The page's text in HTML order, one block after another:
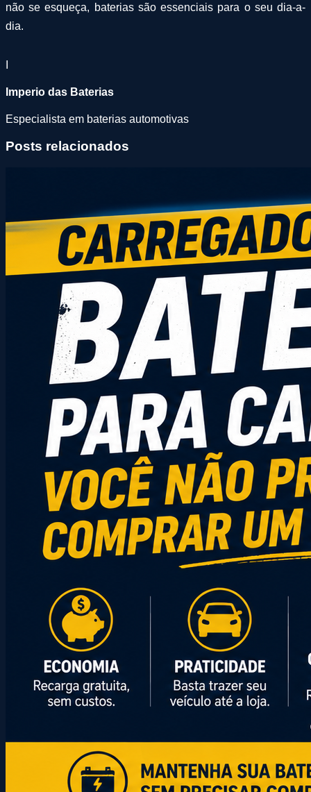
não se esqueça, baterias são essenciais para o seu dia-a-
dia.
Imperio das Baterias
Especialista em baterias automotivas
Posts relacionados